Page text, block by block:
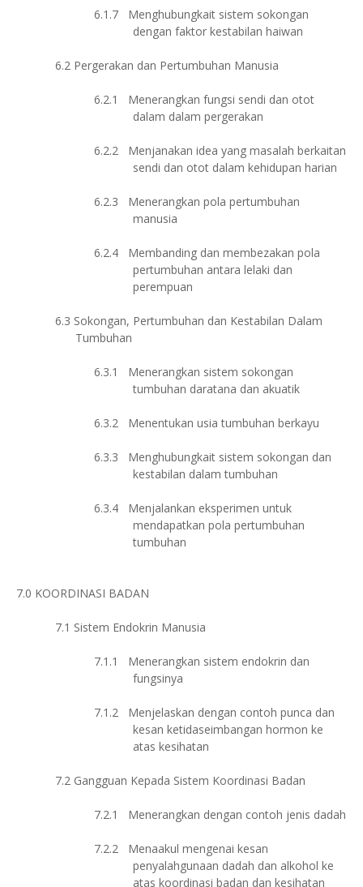
6.1.7
Menghubungkait sistem sokongan
dengan faktor kestabilan haiwan
6.2 Pergerakan dan Pertumbuhan Manusia
6.2.1
Menerangkan fungsi sendi dan otot
dalam dalam pergerakan
6.2.2
Menjanakan idea yang masalah berkaitan
sendi dan otot dalam kehidupan harian
6.2.3
Menerangkan pola pertumbuhan
manusia
6.2.4
Membanding dan membezakan pola
pertumbuhan antara lelaki dan
perempuan
6.3 Sokongan, Pertumbuhan dan Kestabilan Dalam
Tumbuhan
6.3.1
Menerangkan sistem sokongan
tumbuhan daratana dan akuatik
6.3.2 Menentukan usia tumbuhan berkayu
6.3.3
Menghubungkait sistem sokongan dan
kestabilan dalam tumbuhan
6.3.4
Menjalankan eksperimen untuk
mendapatkan pola pertumbuhan
tumbuhan
7.0 KOORDINASI BADAN
7.1 Sistem Endokrin Manusia
7.1.1
Menerangkan sistem endokrin dan
fungsinya
7.1.2
Menjelaskan dengan contoh punca dan
kesan ketidaseimbangan hormon ke
atas kesihatan
7.2 Gangguan Kepada Sistem Koordinasi Badan
7.2.1 Menerangkan dengan contoh jenis dadah
7.2.2
Menaakul mengenai kesan
penyalahgunaan dadah dan alkohol ke
atas koordinasi badan dan kesihatan